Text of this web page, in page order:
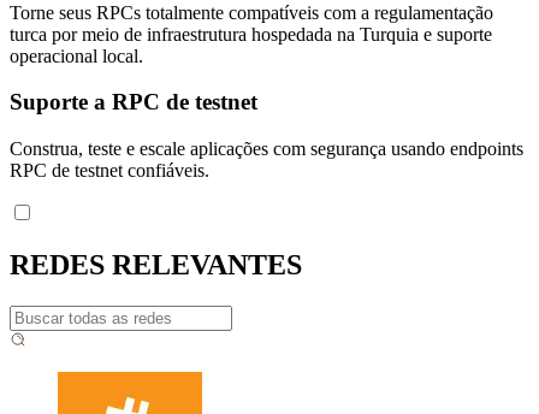
Torne seus RPCs totalmente compatíveis com a regulamentação
turca por meio de infraestrutura hospedada na Turquia e suporte
operacional local.
Suporte a RPC de testnet
Construa, teste e escale aplicações com segurança usando endpoints
RPC de testnet confiáveis.
REDES RELEVANTES